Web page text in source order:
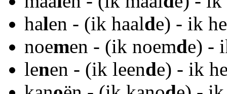
halen - (ik haalde) - ik
noemen - (ik noemde) -
lenen - (ik leende) - ik